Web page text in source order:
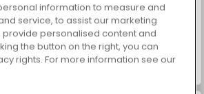
information to measure and
service, to assist our marketing
personalised content and
the button on the right, you can
rights. For more information see our